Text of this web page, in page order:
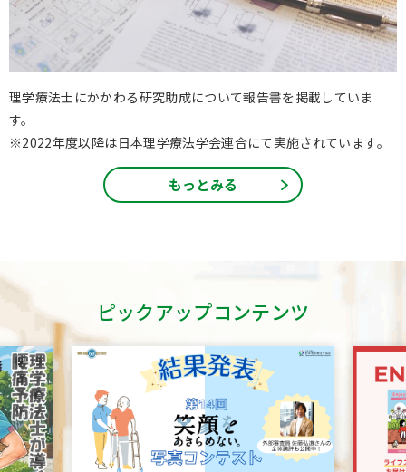
理学療法士にかかわる研究助成について報告書を掲載していま
す。
※2022年度以降は日本理学療法学会連合にて実施されています。
もっとみる
ピックアップコンテンツ